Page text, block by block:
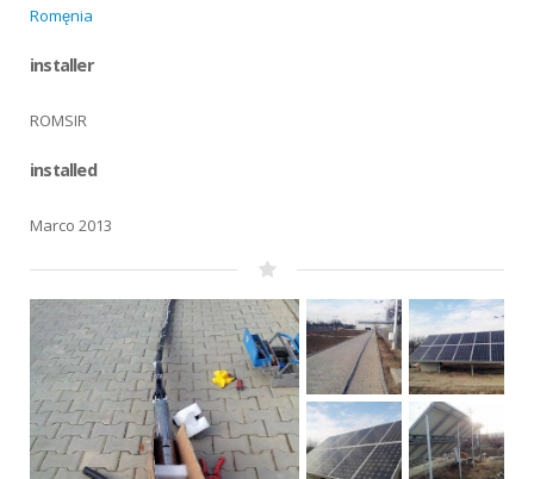
Romęnia
installer
ROMSIR
installed
Marco 2013